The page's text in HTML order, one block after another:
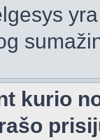
kurio